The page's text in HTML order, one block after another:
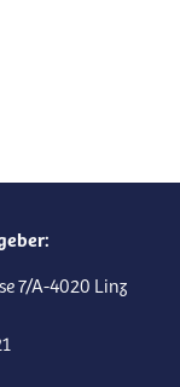
7/A-4020 Linz